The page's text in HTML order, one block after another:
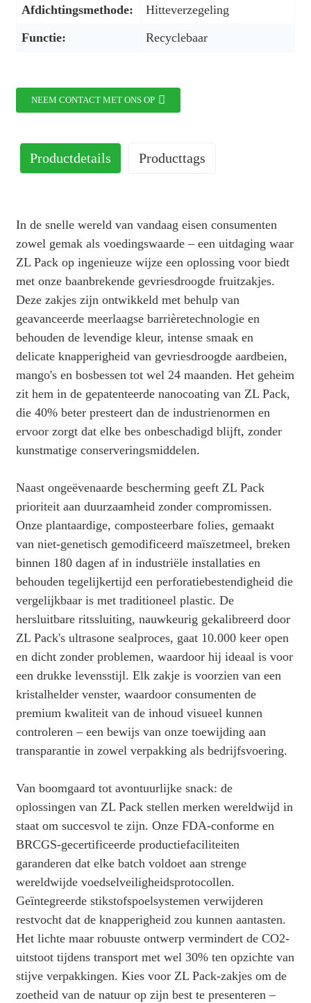
Afdichtingsmethode:
Hitteverzegeling
Functie:
Recyclebaar
NEEM CONTACT MET ONS OP
Productdetails Producttags
In de snelle wereld van vandaag eisen consumenten
zowel gemak als voedingswaarde – een uitdaging waar
ZL Pack op ingenieuze wijze een oplossing voor biedt
met onze baanbrekende gevriesdroogde fruitzakjes.
Deze zakjes zijn ontwikkeld met behulp van
geavanceerde meerlaagse barrièretechnologie en
behouden de levendige kleur, intense smaak en
delicate knapperigheid van gevriesdroogde aardbeien,
mango's en bosbessen tot wel 24 maanden. Het geheim
zit hem in de gepatenteerde nanocoating van ZL Pack,
die 40% beter presteert dan de industrienormen en
ervoor zorgt dat elke bes onbeschadigd blijft, zonder
kunstmatige conserveringsmiddelen.
Naast ongeëvenaarde bescherming geeft ZL Pack
prioriteit aan duurzaamheid zonder compromissen.
Onze plantaardige, composteerbare folies, gemaakt
van niet-genetisch gemodificeerd maïszetmeel, breken
binnen 180 dagen af ​​in industriële installaties en
behouden tegelijkertijd een perforatiebestendigheid die
vergelijkbaar is met traditioneel plastic. De
hersluitbare ritssluiting, nauwkeurig gekalibreerd door
ZL Pack's ultrasone sealproces, gaat 10.000 keer open
en dicht zonder problemen, waardoor hij ideaal is voor
een drukke levensstijl. Elk zakje is voorzien van een
kristalhelder venster, waardoor consumenten de
premium kwaliteit van de inhoud visueel kunnen
controleren – een bewijs van onze toewijding aan
transparantie in zowel verpakking als bedrijfsvoering.
Van boomgaard tot avontuurlijke snack: de
oplossingen van ZL Pack stellen merken wereldwijd in
staat om succesvol te zijn. Onze FDA-conforme en
BRCGS-gecertificeerde productiefaciliteiten
garanderen dat elke batch voldoet aan strenge
wereldwijde voedselveiligheidsprotocollen.
Geïntegreerde stikstofspoelsystemen verwijderen
restvocht dat de knapperigheid zou kunnen aantasten.
Het lichte maar robuuste ontwerp vermindert de CO2-
uitstoot tijdens transport met wel 30% ten opzichte van
stijve verpakkingen. Kies voor ZL Pack-zakjes om de
zoetheid van de natuur op zijn best te presenteren –